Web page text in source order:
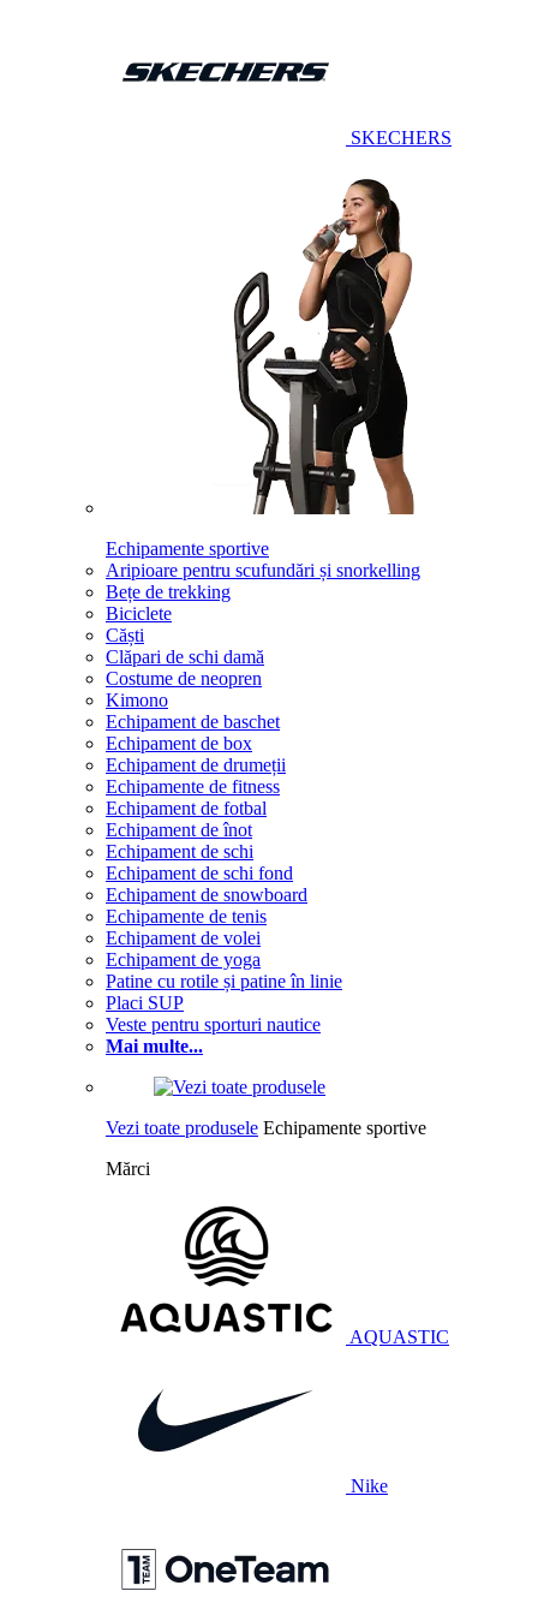
SKECHERS
Echipamente sportive
Aripioare pentru scufundări și snorkelling
Bețe de trekking
Biciclete
Căști
Clăpari de schi damă
Costume de neopren
Kimono
Echipament de baschet
Echipament de box
Echipament de drumeții
Echipamente de fitness
Echipament de fotbal
Echipament de înot
Echipament de schi
Echipament de schi fond
Echipament de snowboard
Echipamente de tenis
Echipament de volei
Echipament de yoga
Patine cu rotile și patine în linie
Placi SUP
Veste pentru sporturi nautice
Mai multe...
Vezi toate produsele Echipamente sportive
Mărci
AQUASTIC
Nike